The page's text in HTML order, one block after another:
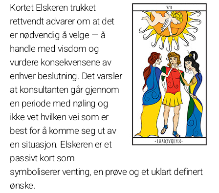
Kortet Elskeren trukket
rettvendt advarer om at det
er nødvendig å velge — å
handle med visdom og
vurdere konsekvensene av
enhver beslutning. Det varsler
at konsultanten går gjennom
en periode med nøling og
ikke vet hvilken vei som er
best for å komme seg ut av
en situasjon. Elskeren er et
passivt kort som
symboliserer venting, en prøve og et uklart definert
ønske.